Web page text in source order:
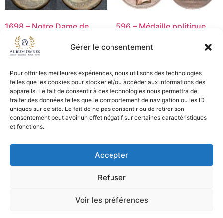
Gérer le consentement
Pour offrir les meilleures expériences, nous utilisons des technologies
telles que les cookies pour stocker et/ou accéder aux informations des
appareils. Le fait de consentir à ces technologies nous permettra de
traiter des données telles que le comportement de navigation ou les ID
uniques sur ce site. Le fait de ne pas consentir ou de retirer son
consentement peut avoir un effet négatif sur certaines caractéristiques
et fonctions.
Accepter
Refuser
Voir les préférences
1698 – Notre Dame de
Fourvière – TB+
18,50€
Ajouter au panier
596 – Médaille politique
30,00€
Ajouter au panier
CGV - CGL
Copyright © 2026 Aurum Omnes